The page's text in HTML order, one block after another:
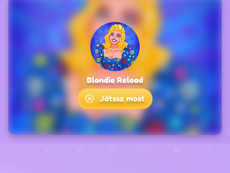
Blondie Reload
Játssz most